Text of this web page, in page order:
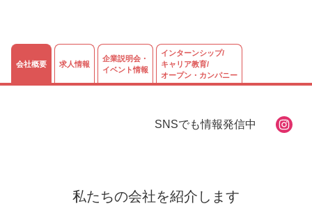
ログイン 会員登録
会社概要 求人情報
企業説明会・
イベント情報
インターンシップ/
キャリア教育/
オープン・カンパニー
SNSでも情報発信中
私たちの会社を紹介します